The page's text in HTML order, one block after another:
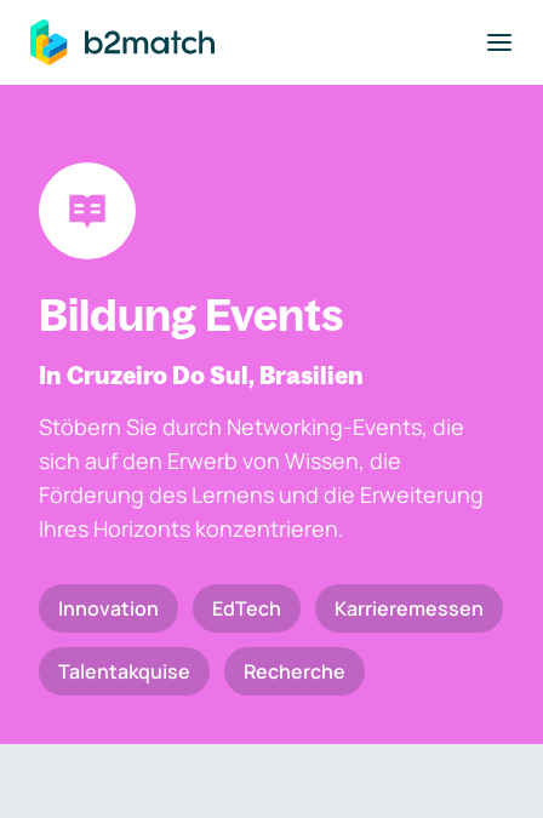
springen
Bildung Events
In Cruzeiro Do Sul, Brasilien
Stöbern Sie durch Networking-Events, die
sich auf den Erwerb von Wissen, die
Förderung des Lernens und die Erweiterung
Ihres Horizonts konzentrieren.
Innovation EdTech Karrieremessen
Talentakquise Recherche